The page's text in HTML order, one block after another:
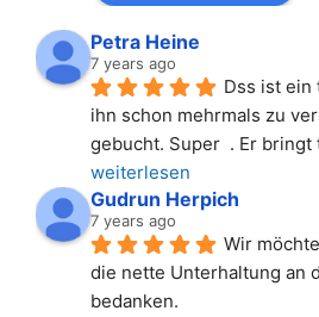
Petra Heine
7 years ago
Dss ist ein
ihn schon mehrmals zu
gebucht. Super  . Er bringt
weiterlesen
Gudrun Herpich
7 years ago
Wir
die nette Unterhaltung an
bedanken.